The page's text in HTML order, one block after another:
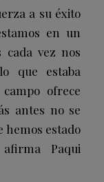
a su éxito
en un
vez nos
que estaba
ofrece
antes no se
hemos estado
Paqui